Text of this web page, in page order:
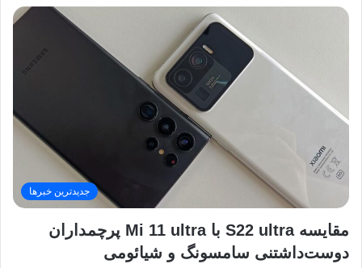
جدیدترین خبرها
مقایسه S22 ultra با Mi 11 ultra پرچمداران
دوست‌داشتنی سامسونگ و شیائومی